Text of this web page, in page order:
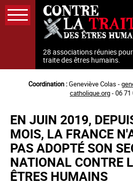
Aller
au
contenu
28 associations réunies
traite des êtres humains.
Coordination :Geneviève Colas -
catholique.org- 06 71
EN JUIN 2019,
MOIS, LA FRANCE
PAS ADOPTÉ SON
NATIONAL CONTRE
ÊTRES HUMAINS